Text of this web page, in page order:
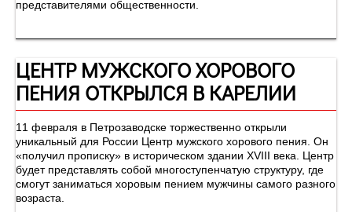
представителями общественности.
ЦЕНТР МУЖСКОГО ХОРОВОГО
ПЕНИЯ ОТКРЫЛСЯ В КАРЕЛИИ
11 февраля в Петрозаводске торжественно открыли
уникальный для России Центр мужского хорового пения. Он
«получил прописку» в историческом здании XVIII века. Центр
будет представлять собой многоступенчатую структуру, где
смогут заниматься хоровым пением мужчины самого разного
возраста.